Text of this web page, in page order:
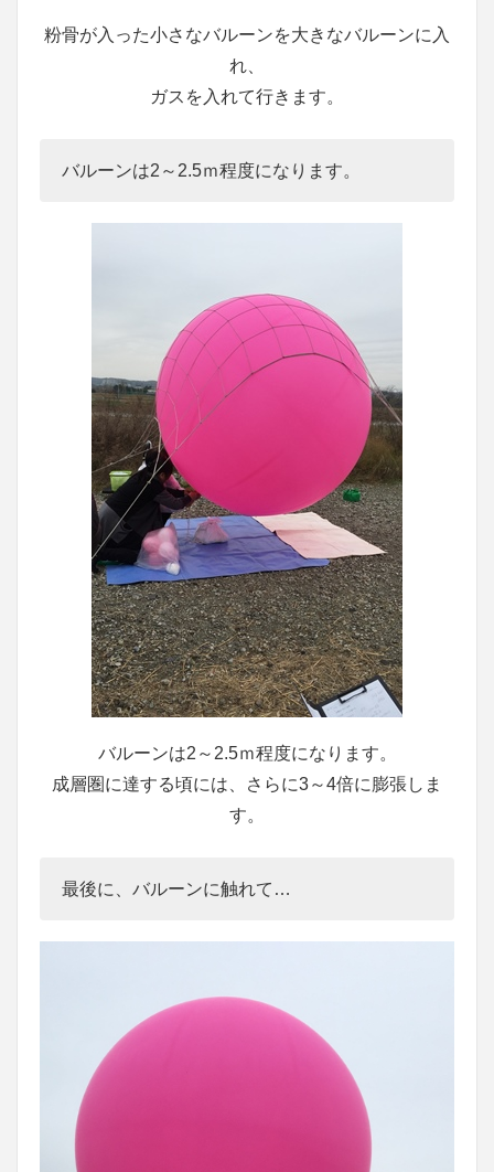
粉骨が入った小さなバルーンを大きなバルーンに入
れ、
ガスを入れて行きます。
バルーンは2～2.5ｍ程度になります。
バルーンは2～2.5ｍ程度になります。
成層圏に達する頃には、さらに3～4倍に膨張しま
す。
最後に、バルーンに触れて…